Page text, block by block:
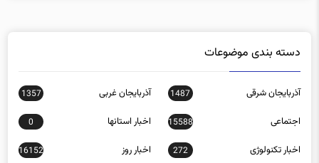
دسته بندی موضوعات
آذربایجان شرقی 1487 آذربایجان غربی 1357
اجتماعی 15588 اخبار استانها 0
اخبار تکنولوژی 272 اخبار روز 16152